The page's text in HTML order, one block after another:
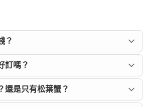
？
訂嗎？
還是只有松葉蟹？